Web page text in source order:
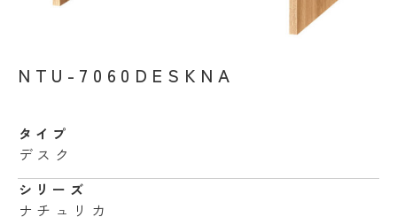
NTU-7060DESKNA
タイプ
デスク
シリーズ
ナチュリカ